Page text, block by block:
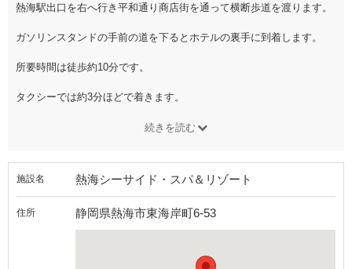
熱海駅出口を右へ行き平和通り商店街を通って横断歩道を渡ります。
ガソリンスタンドの手前の道を下るとホテルの裏手に到着します。
所要時間は徒歩約10分です。
タクシーでは約3分ほどで着きます。
続きを読む
施設名 熱海シーサイド・スパ＆リゾート
住所 静岡県熱海市東海岸町6-53